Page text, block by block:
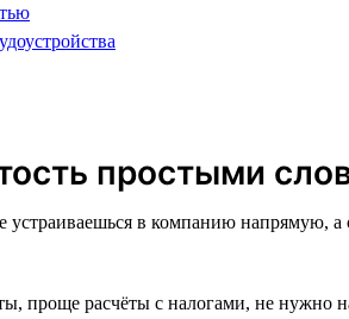
простыми
в компанию напрямую,
проще расчёты с налогами, не нужно